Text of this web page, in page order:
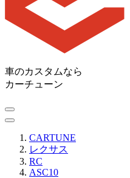
車のカスタムなら
カーチューン
CARTUNE
レクサス
RC
ASC10